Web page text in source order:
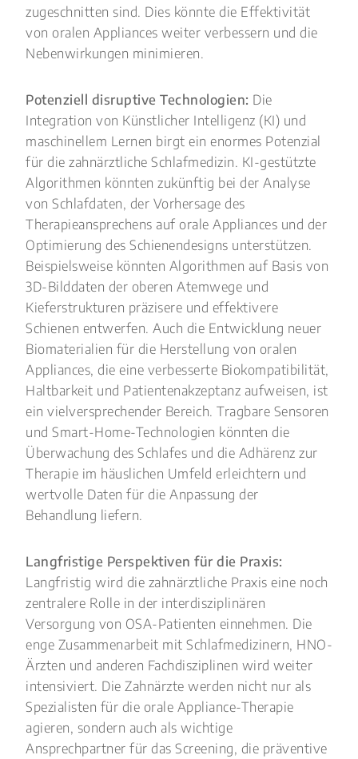
zugeschnitten sind. Dies könnte die Effektivität
von oralen Appliances weiter verbessern und die
Nebenwirkungen minimieren.
Potenziell disruptive Technologien: Die
Integration von Künstlicher Intelligenz (KI) und
maschinellem Lernen birgt ein enormes Potenzial
für die zahnärztliche Schlafmedizin. KI-gestützte
Algorithmen könnten zukünftig bei der Analyse
von Schlafdaten, der Vorhersage des
Therapieansprechens auf orale Appliances und der
Optimierung des Schienendesigns unterstützen.
Beispielsweise könnten Algorithmen auf Basis von
3D-Bilddaten der oberen Atemwege und
Kieferstrukturen präzisere und effektivere
Schienen entwerfen. Auch die Entwicklung neuer
Biomaterialien für die Herstellung von oralen
Appliances, die eine verbesserte Biokompatibilität,
Haltbarkeit und Patientenakzeptanz aufweisen, ist
ein vielversprechender Bereich. Tragbare Sensoren
und Smart-Home-Technologien könnten die
Überwachung des Schlafes und die Adhärenz zur
Therapie im häuslichen Umfeld erleichtern und
wertvolle Daten für die Anpassung der
Behandlung liefern.
Langfristige Perspektiven für die Praxis:
Langfristig wird die zahnärztliche Praxis eine noch
zentralere Rolle in der interdisziplinären
Versorgung von OSA-Patienten einnehmen. Die
enge Zusammenarbeit mit Schlafmedizinern, HNO-
Ärzten und anderen Fachdisziplinen wird weiter
intensiviert. Die Zahnärzte werden nicht nur als
Spezialisten für die orale Appliance-Therapie
agieren, sondern auch als wichtige
Ansprechpartner für das Screening, die präventive